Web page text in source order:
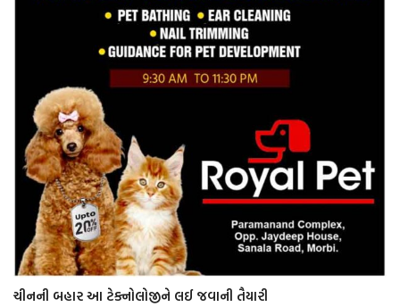
ચીનની બહાર આ ટેક્નોલોજીને લઈ જવાની તૈયારી